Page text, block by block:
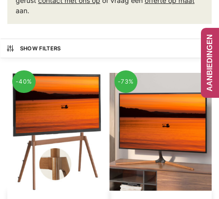
aan.
SHOW FILTERS
-40% -73% AANBIEDINGEN